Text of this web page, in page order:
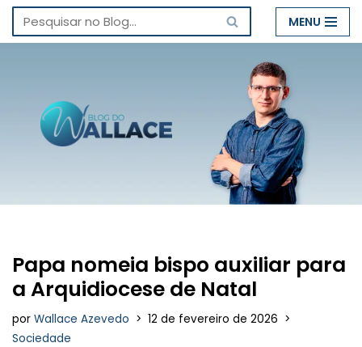
Pular
conteúdo
MENU
Papa nomeia bispo auxiliar para
a Arquidiocese de Natal
por Wallace Azevedo
12 de fevereiro de 2026
Sociedade